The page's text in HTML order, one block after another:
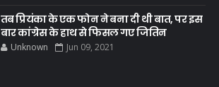
तब प्रियंका के एक फोन ने बना दी थी बात, पर इस
बार कांग्रेस के हाथ से फिसल गए जितिन
Unknown Jun 09, 2021